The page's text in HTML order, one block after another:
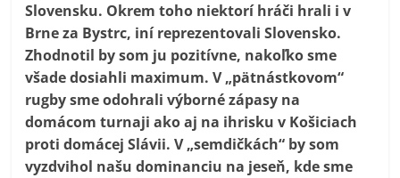
Slovensku. Okrem toho niektorí hráči hrali i v
Brne za Bystrc, iní reprezentovali Slovensko.
Zhodnotil by som ju pozitívne, nakoľko sme
všade dosiahli maximum. V „pätnástkovom“
rugby sme odohrali výborné zápasy na
domácom turnaji ako aj na ihrisku v Košiciach
proti domácej Slávii. V „semdičkách“ by som
vyzdvihol našu dominanciu na jeseň, kde sme